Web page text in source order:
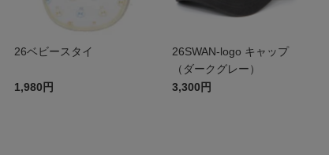
26ベビースタイ
1,980円
26SWAN-logo キャップ
（ダークグレー）
3,300円